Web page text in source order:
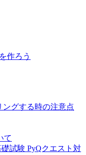
作ろう
ングする時の注意点
て
試験 PyQクエスト対